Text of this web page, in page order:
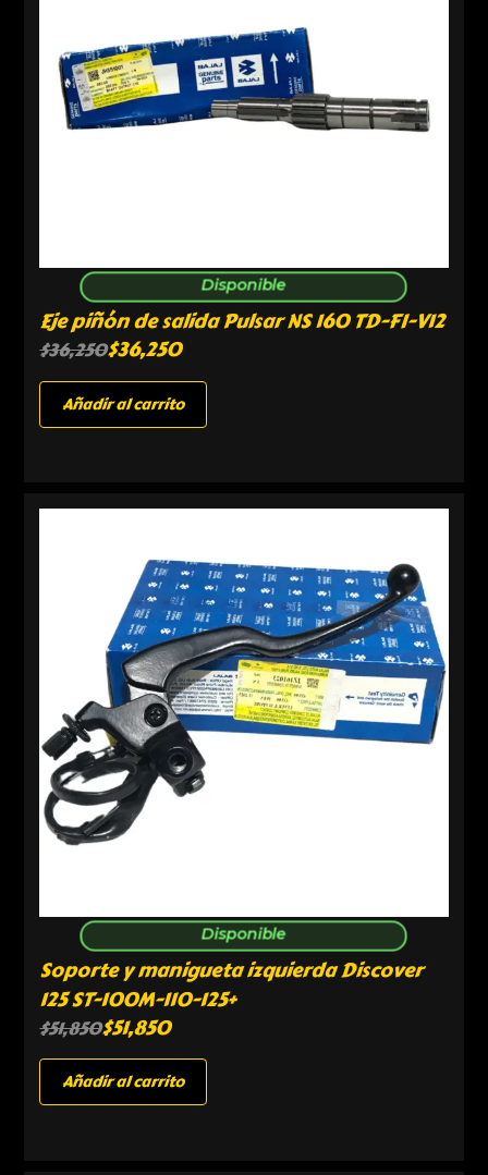
Disponible
Eje piñón de salida Pulsar NS 160 TD-FI-V12
$36,250$36,250
Añadir al carrito
Disponible
Soporte y manigueta izquierda Discover
125 ST-100M-110-125+
$51,850$51,850
Añadir al carrito